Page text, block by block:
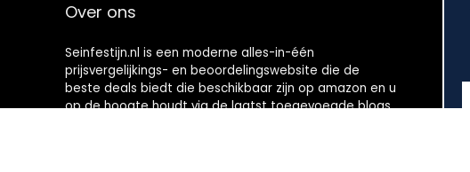
Over ons
Seinfestijn.nl is een moderne alles-in-één
prijsvergelijkings- en beoordelingswebsite die de
beste deals biedt die beschikbaar zijn op amazon en u
op de hoogte houdt via de laatst toegevoegde blogs.